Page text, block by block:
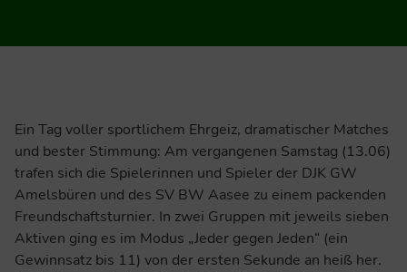
Ein Tag voller sportlichem Ehrgeiz, dramatischer Matches
und bester Stimmung: Am vergangenen Samstag (13.06)
trafen sich die Spielerinnen und Spieler der DJK GW
Amelsbüren und des SV BW Aasee zu einem packenden
Freundschaftsturnier. In zwei Gruppen mit jeweils sieben
Aktiven ging es im Modus „Jeder gegen Jeden“ (ein
Gewinnsatz bis 11) von der ersten Sekunde an heiß her.